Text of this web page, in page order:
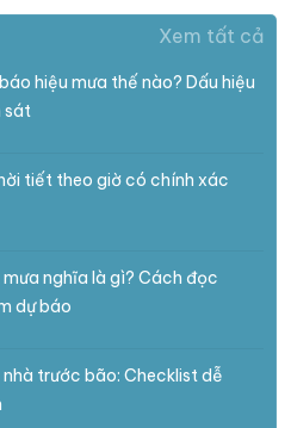
Xem tất cả
hiệu mưa thế nào? Dấu hiệu
sát
tiết theo giờ có chính xác
nghĩa là gì? Cách đọc
dự báo
nhà trước bão: Checklist dễ